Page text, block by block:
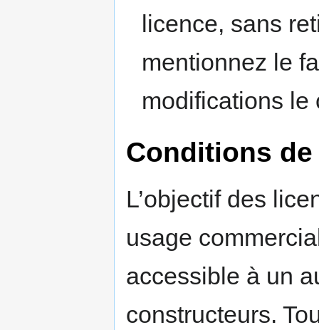
licence, sans
mentionnez le
modifications le
Conditions
L’objectif des
usage
accessible à un
constructeurs.